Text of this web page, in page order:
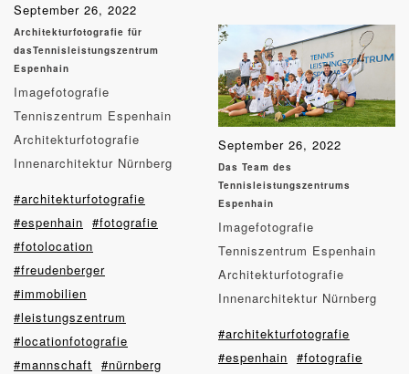
September 26, 2022
Architekturfotografie für
dasTennisleistungszentrum
Espenhain
Imagefotografie
Tenniszentrum Espenhain
Architekturfotografie
Innenarchitektur Nürnberg
#architekturfotografie
#espenhain #fotografie
#fotolocation
#freudenberger
#immobilien
#leistungszentrum
#locationfotografie
#mannschaft #nürnberg
September 26, 2022
Das Team des
Tennisleistungszentrums
Espenhain
Imagefotografie
Tenniszentrum Espenhain
Architekturfotografie
Innenarchitektur Nürnberg
#architekturfotografie
#espenhain #fotografie